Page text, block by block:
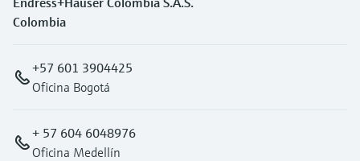
Colombia
+57 601 3904425
Oficina Bogotá
+ 57 604 6048976
Oficina Medellín